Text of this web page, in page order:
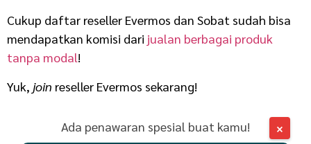
Cukup daftar reseller Evermos dan Sobat sudah bisa
mendapatkan komisi dari jualan berbagai produk
tanpa modal!
Yuk, join reseller Evermos sekarang!
×
Ada penawaran spesial buat kamu!